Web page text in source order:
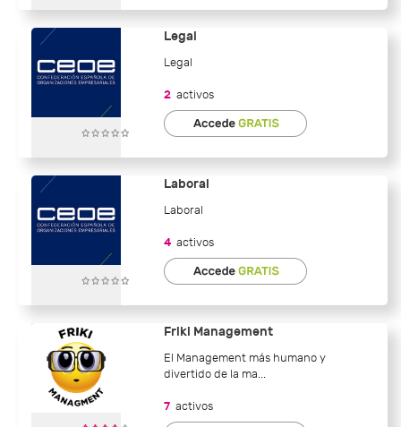
Legal
Legal
2 activos
Laboral
Laboral
4 activos
Friki Management
El Management más humano y
divertido de la ma...
7 activos